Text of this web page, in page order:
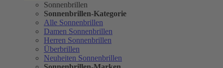
Sonnenbrillen
Sonnenbrillen-Kategorie
Alle Sonnenbrillen
Damen Sonnenbrillen
Herren Sonnenbrillen
Überbrillen
Neuheiten Sonnenbrillen